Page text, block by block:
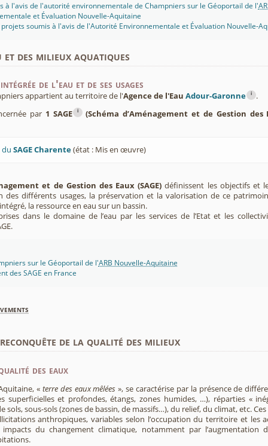
à l'avis de l'autorité environnementale de Champniers sur le Géoportail de l'
et Évaluation Nouvelle-Aquitaine
soumis à l'avis de l'Autorité Environnementale et Évaluation Nouvelle-
des milieux aquatiques
de l'eau et de ses usages
appartient au territoire de l'Agence de l'Eau Adour-Garonne i
.
par 1 SAGE i (Schéma d’Aménagement et de Gestion des
duSAGE Charente(état : Mis en œuvre)
et de Gestion des Eaux (SAGE) définissent les objectifs et
des différents usages, la préservation et la valorisation de ce
la ressource en eau sur un bassin.
dans le domaine de l’eau par les services de l’Etat et les
sur le Géoportail de l'ARB Nouvelle-Aquitaine
des SAGE en France
de la qualité des milieux
des eaux
« terre des eaux mêlées », se caractérise par la présence de
superficielles et profondes, étangs, zones humides, …), réparties «
sols, sous-sols (zones de bassin, de massifs…), du relief, du climat, etc.
anthropiques, variables selon l’occupation du territoire et les
impacts du changement climatique, notamment par l’augmentation